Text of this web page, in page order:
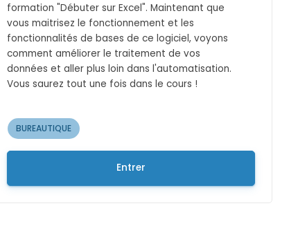
formation "Débuter sur Excel". Maintenant que
vous maitrisez le fonctionnement et les
fonctionnalités de bases de ce logiciel, voyons
comment améliorer le traitement de vos
données et aller plus loin dans l'automatisation.
Vous saurez tout une fois dans le cours !
BUREAUTIQUE
Entrer